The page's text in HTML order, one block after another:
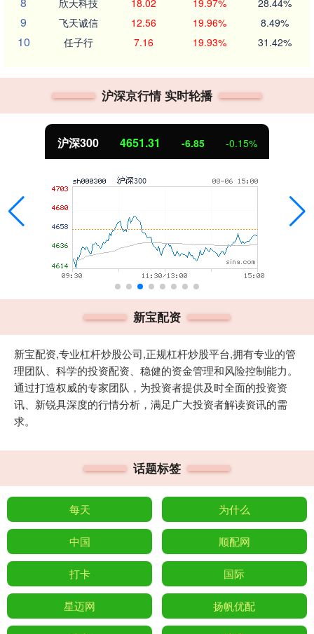
欣天科技 18.02 19.97% 28.44%
9 飞天诚信 12.56 19.96% 8.49%
10 任子行 7.16 19.93% 31.42%
沪深京行情 实时轮播
北证50 1122.88 3.42
新宝配资
新宝配资,专业杠杆炒股公司,正规杠杆炒股平台,拥有专业的管
理团队、科学的投资配资、稳健的资金管理和风险控制能力。
通过打造权威的专家团队，为投资者提供及时全面的投资资
讯、新锐具深度的行情分析，满足广大投资者解读资讯的需
求。
话题标签
每天 为什么
中国 顺配网
打卡 国际
星迈网 扬帆优配